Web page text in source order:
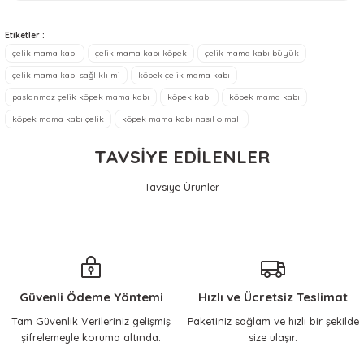
Ürün açıklamasında eksik bilgiler bulunuyor.
Ürün bilgilerinde hatalar bulunuyor.
Ürün fiyatı diğer sitelerden daha pahalı.
Bu ürüne benzer farklı alternatifler olmalı.
Sebahat Ünlü | 20/07/2026
Ürün satmaktan ziyade, sorun
çözmeye odaklı Tolga beye
Ön denemede ürün gayet
halledebildim.
ilhami yılmaz | 17/04/2026
Çok memnunum, her
Etiketler :
çelik mama kabı
çelik mama kabı köpek çelik mama kabı büyük
çelik mama kabı sağlıklı mi köpek çelik mama kabı
paslanmaz çelik köpek mama kabı köpek kabı köpek mama kabı
köpek mama kabı çelik köpek mama kabı nasıl olmalı
TAVSİYE EDİLENLER
Tavsiye Ürünler
Sepete Ekle
Güvenli Ödeme Yöntemi
Tam Güvenlik Verileriniz gelişmiş
şifrelemeyle koruma altında.
Hızlı ve Ücretsiz Teslimat
Paketiniz sağlam ve hızlı bir şekilde
size ulaşır.